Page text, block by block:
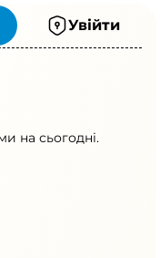
Увійти
на сьогодні.